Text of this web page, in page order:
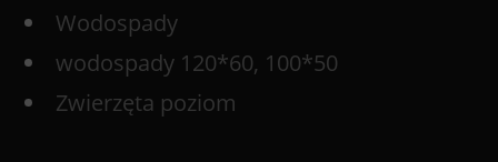
Wodospady
wodospady 120*60, 100*50
Zwierzęta poziom